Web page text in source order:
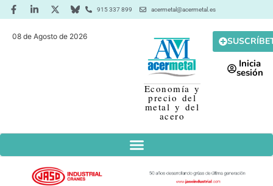
915 337 899 acermetal@acermetal.es
08 de Agosto de 2026
Economía y
precio del
metal y del
acero
Inicia
sesión